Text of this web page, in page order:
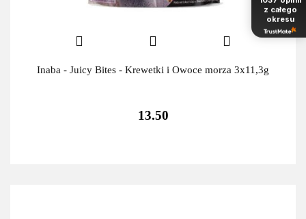
z całego
okresu
Inaba - Juicy Bites - Krewetki i Owoce morza 3x11,3g
13.50